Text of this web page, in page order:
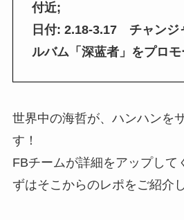
付近;
日付: 2.18-3.17 チャン
ルバム「深蓝者」をプロモ
世界中の海哲が、ハンハンを
す！
FBチームが詳細をアップして
ずはそこからのレポをご紹介